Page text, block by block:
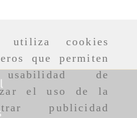
cookies
que permiten
de
el uso de la
publicidad